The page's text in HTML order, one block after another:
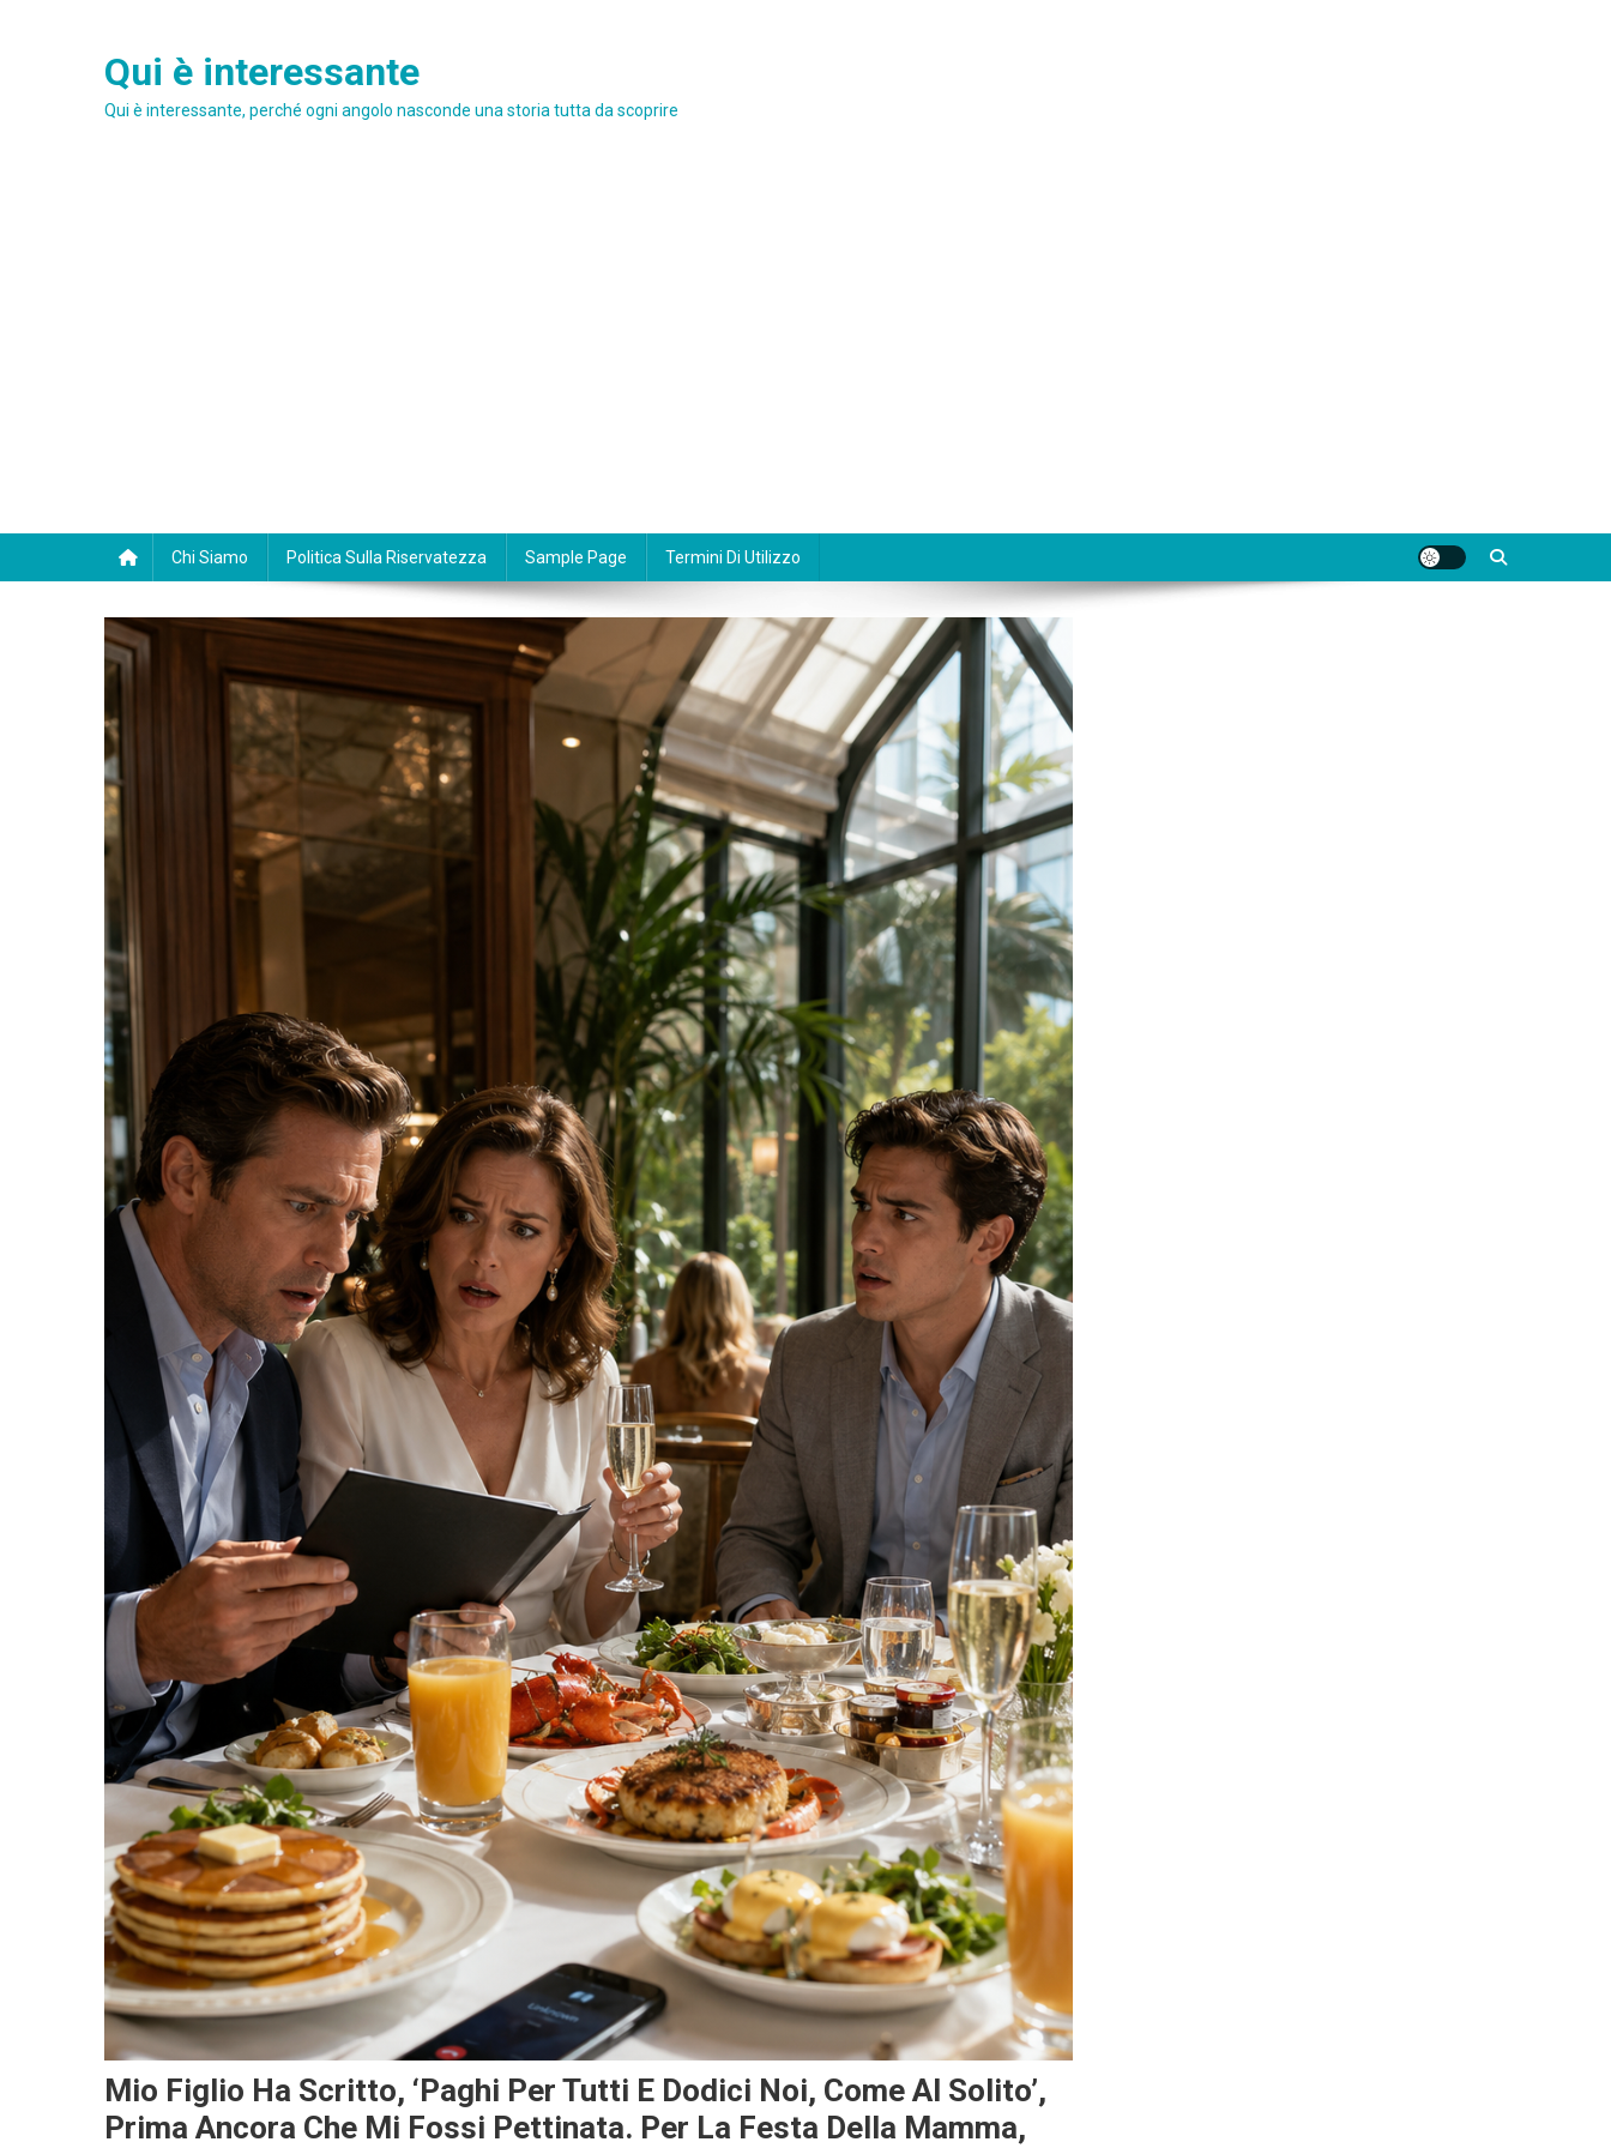
Qui è interessante
Qui è interessante, perché ogni angolo nasconde una storia tutta da scoprire
Chi Siamo Politica Sulla Riservatezza Sample Page Termini Di Utilizzo
Mio Figlio Ha Scritto, ‘Paghi Per Tutti E Dodici Noi, Come Al Solito’,
Prima Ancora Che Mi Fossi Pettinata. Per La Festa Della Mamma,